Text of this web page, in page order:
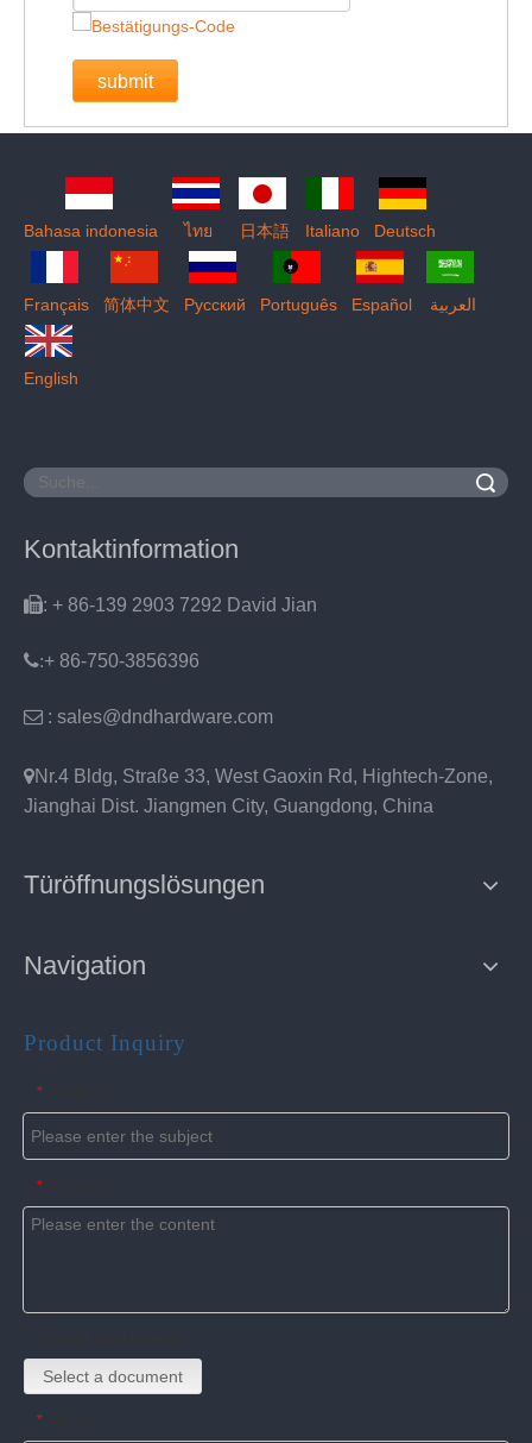
submit
Bahasa indonesia ไทย 日本語 Italiano Deutsch
Français 简体中文 Pусский Português Español العربية
English
Kontaktinformation
: + 86-139 2903 7292 David Jian
:+ 86-750-3856396
 : sales@dndhardware.com
Nr.4 Bldg, Straße 33, West Gaoxin Rd, Hightech-Zone,
Jianghai Dist. Jiangmen City, Guangdong, China
Türöffnungslösungen
Navigation
Product Inquiry
*
*
Select a document
*